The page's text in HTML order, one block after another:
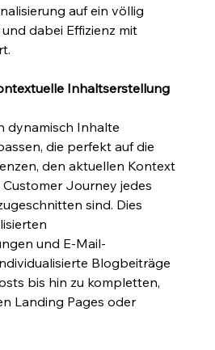
auf ein völlig
dabei Effizienz mit
Inhaltserstellung
dynamisch Inhalte
die perfekt auf die
den aktuellen Kontext
Journey jedes
sind. Dies
und E-Mail-
Blogbeiträge
bis hin zu kompletten,
Landing Pages oder